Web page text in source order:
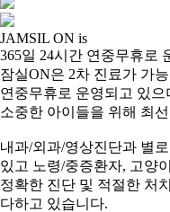
JAMSIL ON is
365일 24시간 연중무휴로
잠실ON은 2차 진료가 가
연중무휴로 운영되고 있으
소중한 아이들을 위해 최
내과/외과/영상진단과 별
있고 노령/중증환자, 고양
정확한 진단 및 적절한 처
다하고 있습니다.